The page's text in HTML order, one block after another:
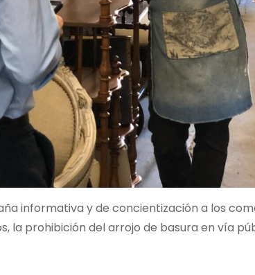
informativa y de concientización a los
la prohibición del arrojo de basura en vía